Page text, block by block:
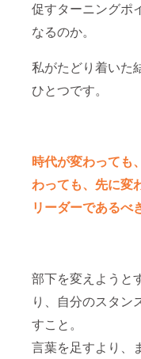
促すターニングポ
なるのか。
私がたどり着いた
ひとつです。
時代が変わっても
わっても、 先に変
リーダーであるべ
部下を変えようと
り、自分のスタン
すこと。
言葉を足すより、